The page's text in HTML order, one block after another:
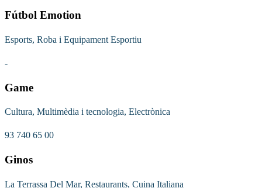
Fútbol Emotion
Esports, Roba i Equipament Esportiu
-
Game
Cultura, Multimèdia i tecnologia, Electrònica
93 740 65 00
Ginos
La Terrassa Del Mar, Restaurants, Cuina Italiana